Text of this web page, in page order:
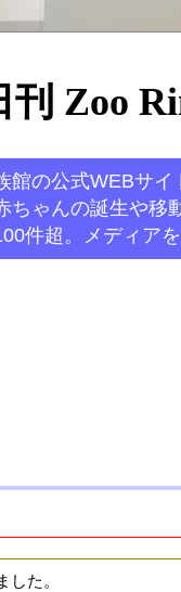
Zoo
の公式WEBサ
ゃんの誕生や移
件超。メディア
た。